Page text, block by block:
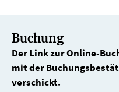
Buchung
Der Link zur Online-
mit der
verschickt.